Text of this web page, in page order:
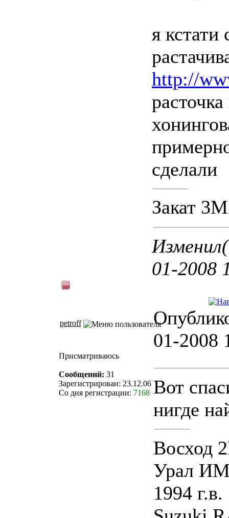
я кстати
http://
сделали
Закат
01-2008
petroff
01-2008
Присматриваюсь
Сообщений: 31
Зарегистрирован: 23.12.06
Со дня регистрации: 7168 Вот
нигде
Восход
Урал
1994 г.в.